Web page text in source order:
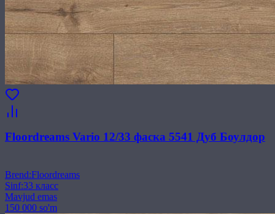
Floordreams Vario 12/33 фаска 5541 Дуб Боулдор
Brend:Floordreams
Sinf:33 класс
Mavjud emas
150 000 so'm